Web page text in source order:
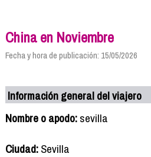
China en Noviembre
Fecha y hora de publicación: 15/05/2026
Información general del viajero
Nombre o apodo:sevilla
Ciudad:Sevilla